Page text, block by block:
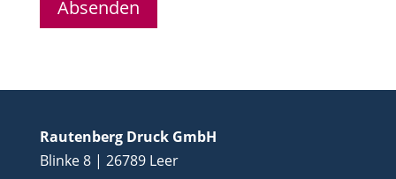
Rautenberg Druck GmbH
Blinke 8 | 26789 Leer